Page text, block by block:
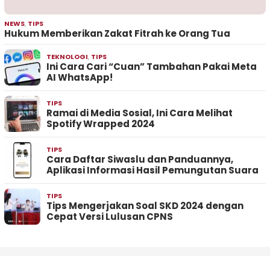
NEWS, TIPS
Hukum Memberikan Zakat Fitrah ke Orang Tua
TEKNOLOGI, TIPS
Ini Cara Cari “Cuan” Tambahan Pakai Meta
AI WhatsApp!
TIPS
Ramai di Media Sosial, Ini Cara Melihat
Spotify Wrapped 2024
TIPS
Cara Daftar Siwaslu dan Panduannya,
Aplikasi Informasi Hasil Pemungutan Suara
TIPS
Tips Mengerjakan Soal SKD 2024 dengan
Cepat Versi Lulusan CPNS